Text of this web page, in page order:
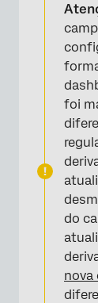
foi
do
nova